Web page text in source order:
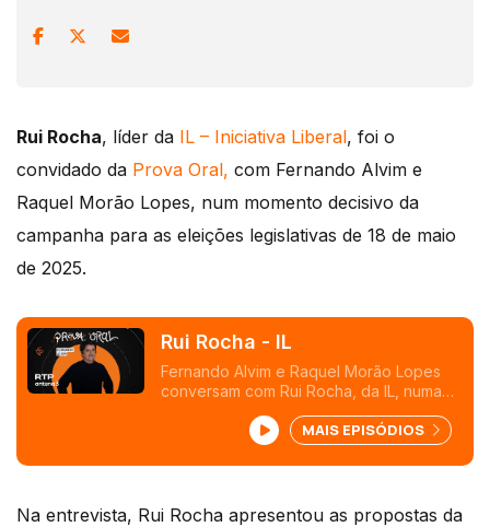
Rui Rocha, líder da IL – Iniciativa Liberal, foi o
convidado da Prova Oral, com Fernando Alvim e
Raquel Morão Lopes, num momento decisivo da
campanha para as eleições legislativas de 18 de maio
de 2025.
Rui Rocha - IL
Fernando Alvim e Raquel Morão Lopes
conversam com Rui Rocha, da IL, numa
MAIS EPISÓDIOS
Na entrevista, Rui Rocha apresentou as propostas da